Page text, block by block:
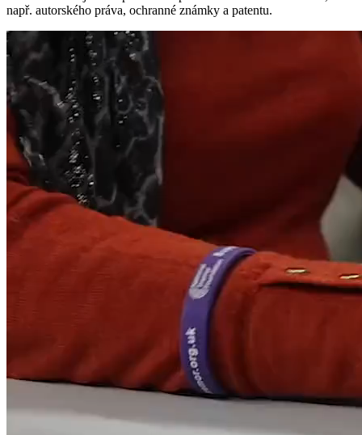
např. autorského práva, ochranné známky a patentu.